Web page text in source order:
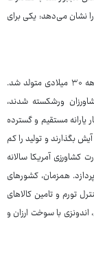
را نشان می‌دهد: یکی برای
شکل امروزی یارانه اما در کوره بحران بزرگ اقتصادی ابتدای دهه ۳۰ میلادی متولد شد.
ورشکسته شدند،
۱۹۳۳ برای نخستین بار یارانه مستقیم و گسترده
بگذارند و تولید را کم
کشاورزی آمریکا سالانه
می‌پردازد. همزمان، کشورهای
تورم و تامین کالاهای
اندونزی با سوخت ارزان و